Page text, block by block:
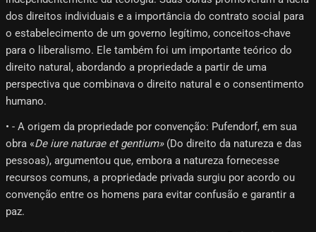
dos direitos individuais e a importância do contrato social para
o estabelecimento de um governo legítimo, conceitos-chave
para o liberalismo. Ele também foi um importante teórico do
direito natural, abordando a propriedade a partir de uma
perspectiva que combinava o direito natural e o consentimento
humano.
• - A origem da propriedade por convenção: Pufendorf, em sua
obra «De iure naturae et gentium»(Do direito da natureza e das
pessoas), argumentou que, embora a natureza fornecesse
recursos comuns, a propriedade privada surgiu por acordo ou
convenção entre os homens para evitar confusão e garantir a
paz.